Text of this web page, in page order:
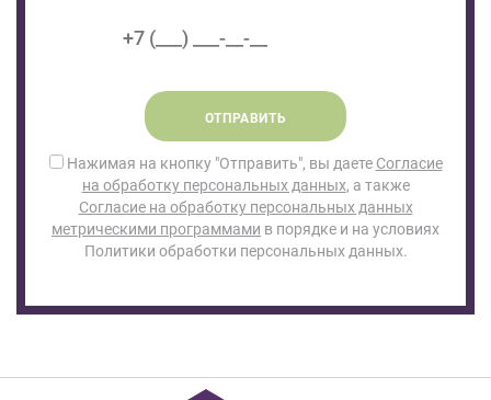
ОТПРАВИТЬ
Нажимая на кнопку "Отправить", вы даете Согласие
на обработку персональных данных, а также
Согласие на обработку персональных данных
метрическими программами в порядке и на условиях
Политики обработки персональных данных.